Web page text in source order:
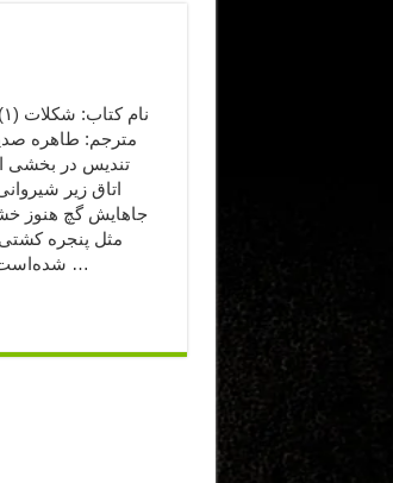
مترجم: طاهره
تندیس در بخشی
اتاق زیر
جاهایش گچ هنوز
مثل پنجره
شده‌است. “رُو” فرا تخته‌های کف را …